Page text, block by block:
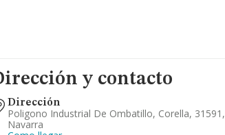
y contacto
Dirección
Poligono Industrial De Ombatillo, Corella, 31591,
Navarra